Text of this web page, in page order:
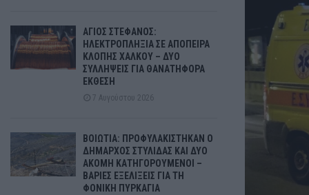
ΑΓΙΟΣ ΣΤΕΦΑΝΟΣ:
ΗΛΕΚΤΡΟΠΛΗΞΙΑ ΣΕ ΑΠΟΠΕΙΡΑ
ΚΛΟΠΗΣ ΧΑΛΚΟΥ – ΔΥΟ
ΣΥΛΛΗΨΕΙΣ ΓΙΑ ΘΑΝΑΤΗΦΟΡΑ
ΕΚΘΕΣΗ
7 Αυγούστου 2026
ΒΟΙΩΤΙΑ: ΠΡΟΦΥΛΑΚΙΣΤΗΚΑΝ Ο
ΔΗΜΑΡΧΟΣ ΣΤΥΛΙΔΑΣ ΚΑΙ ΔΥΟ
ΑΚΟΜΗ ΚΑΤΗΓΟΡΟΥΜΕΝΟΙ –
ΒΑΡΙΕΣ ΕΞΕΛΙΞΕΙΣ ΓΙΑ ΤΗ
ΦΟΝΙΚΗ ΠΥΡΚΑΓΙΑ